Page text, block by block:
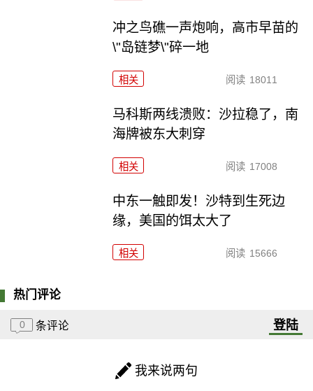
冲之鸟礁一声炮响，高市早苗的
\"岛链梦\"碎一地
相关 阅读 18011
马科斯两线溃败：沙拉稳了，南
海牌被东大刺穿
相关 阅读 17008
中东一触即发！沙特到生死边
缘，美国的饵太大了
相关 阅读 15666
热门评论
0 条评论 登陆
我来说两句